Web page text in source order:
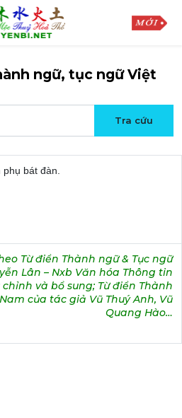
ngữ, tục ngữ Việt
bát đàn.
Từ điển Thành ngữ & Tục ngữ
Lân – Nxb Văn hóa Thông tin
và bổ sung; Từ điển Thành
của tác giả Vũ Thuý Anh, Vũ
Quang Hào…